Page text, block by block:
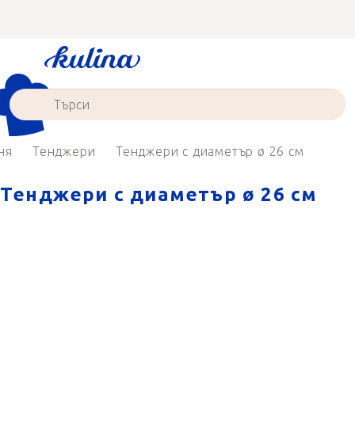
съдържанието
Тенджери Тенджери с диаметър ø 26 см
Тенджери с диаметър ø 26 см